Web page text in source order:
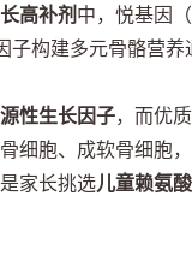
高补剂中，悦基因
子构建多元骨骼营养
性生长因子，而优
细胞、成软骨细胞
家长挑选儿童赖氨